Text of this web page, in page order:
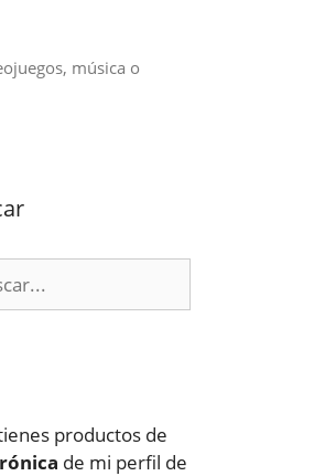
música o
productos de
de mi perfil de